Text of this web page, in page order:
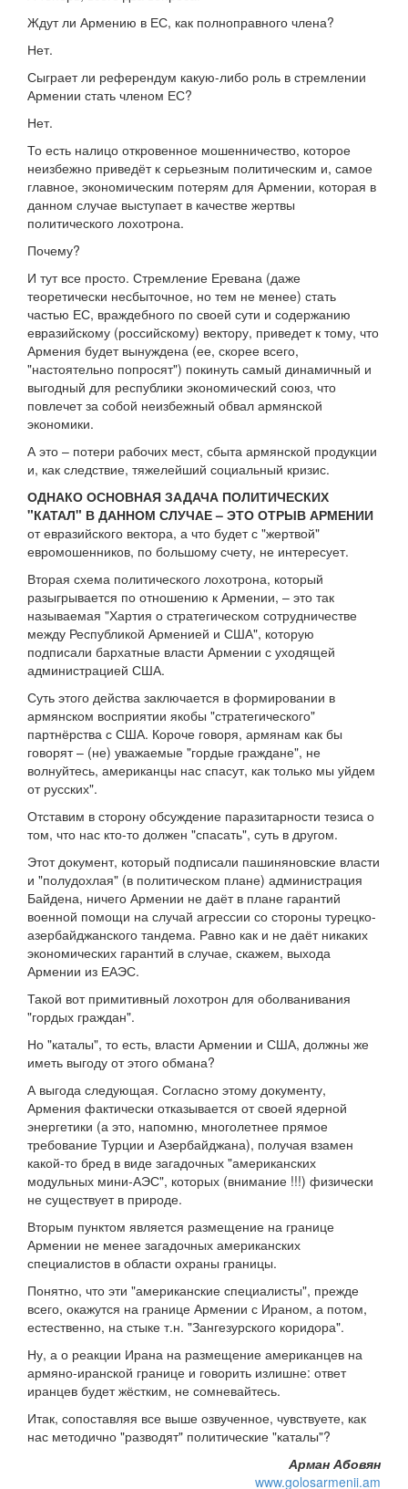
Ждут ли Армению в ЕС, как полноправного члена?
Нет.
Сыграет ли референдум какую-либо роль в стремлении
Армении стать членом ЕС?
Нет.
То есть налицо откровенное мошенничество, которое
неизбежно приведёт к серьезным политическим и, самое
главное, экономическим потерям для Армении, которая в
данном случае выступает в качестве жертвы
политического лохотрона.
Почему?
И тут все просто. Стремление Еревана (даже
теоретически несбыточное, но тем не менее) стать
частью ЕС, враждебного по своей сути и содержанию
евразийскому (российскому) вектору, приведет к тому, что
Армения будет вынуждена (ее, скорее всего,
"настоятельно попросят") покинуть самый динамичный и
выгодный для республики экономический союз, что
повлечет за собой неизбежный обвал армянской
экономики.
А это – потери рабочих мест, сбыта армянской продукции
и, как следствие, тяжелейший социальный кризис.
ОДНАКО ОСНОВНАЯ ЗАДАЧА ПОЛИТИЧЕСКИХ
"КАТАЛ" В ДАННОМ СЛУЧАЕ – ЭТО ОТРЫВ АРМЕНИИ
от евразийского вектора, а что будет с "жертвой"
евромошенников, по большому счету, не интересует.
Вторая схема политического лохотрона, который
разыгрывается по отношению к Армении, – это так
называемая "Хартия о стратегическом сотрудничестве
между Республикой Арменией и США", которую
подписали бархатные власти Армении с уходящей
администрацией США.
Суть этого действа заключается в формировании в
армянском восприятии якобы "стратегического"
партнёрства с США. Короче говоря, армянам как бы
говорят – (не) уважаемые "гордые граждане", не
волнуйтесь, американцы нас спасут, как только мы уйдем
от русских".
Отставим в сторону обсуждение паразитарности тезиса о
том, что нас кто-то должен "спасать", суть в другом.
Этот документ, который подписали пашиняновские власти
и "полудохлая" (в политическом плане) администрация
Байдена, ничего Армении не даёт в плане гарантий
военной помощи на случай агрессии со стороны турецко-
азербайджанского тандема. Равно как и не даёт никаких
экономических гарантий в случае, скажем, выхода
Армении из ЕАЭС.
Такой вот примитивный лохотрон для оболванивания
"гордых граждан".
Но "каталы", то есть, власти Армении и США, должны же
иметь выгоду от этого обмана?
А выгода следующая. Согласно этому документу,
Армения фактически отказывается от своей ядерной
энергетики (а это, напомню, многолетнее прямое
требование Турции и Азербайджана), получая взамен
какой-то бред в виде загадочных "американских
модульных мини-АЭС", которых (внимание !!!) физически
не существует в природе.
Вторым пунктом является размещение на границе
Армении не менее загадочных американских
специалистов в области охраны границы.
Понятно, что эти "американские специалисты", прежде
всего, окажутся на границе Армении с Ираном, а потом,
естественно, на стыке т.н. "Зангезурского коридора".
Ну, а о реакции Ирана на размещение американцев на
армяно-иранской границе и говорить излишне: ответ
иранцев будет жёстким, не сомневайтесь.
Итак, сопоставляя все выше озвученное, чувствуете, как
нас методично "разводят" политические "каталы"?
Арман Абовян
www.golosarmenii.am